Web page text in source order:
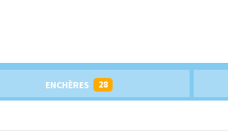
ENCHÈRES 28